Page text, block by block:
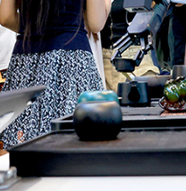
單 欄目 片庫 收視榜